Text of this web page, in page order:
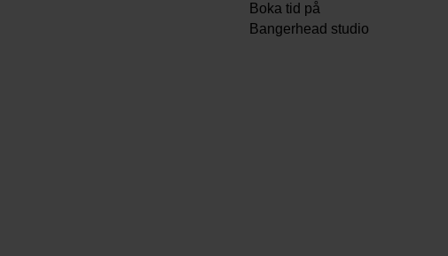
Boka tid på
Bangerhead studio